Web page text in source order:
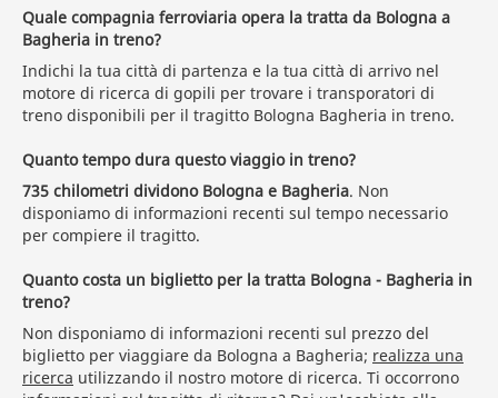
Quale compagnia ferroviaria opera la tratta da Bologna a
Bagheria in treno?
Indichi la tua città di partenza e la tua città di arrivo nel
motore di ricerca di gopili per trovare i transporatori di
treno disponibili per il tragitto Bologna Bagheria in treno.
Quanto tempo dura questo viaggio in treno?
735 chilometri dividono Bologna e Bagheria. Non
disponiamo di informazioni recenti sul tempo necessario
per compiere il tragitto.
Quanto costa un biglietto per la tratta Bologna - Bagheria in
treno?
Non disponiamo di informazioni recenti sul prezzo del
biglietto per viaggiare da Bologna a Bagheria; realizza una
ricerca utilizzando il nostro motore di ricerca. Ti occorrono